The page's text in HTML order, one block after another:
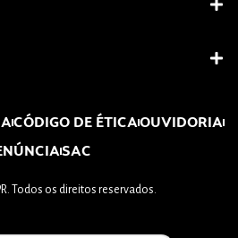
CÓDIGO DE ÉTICAOUVIDORIA
SAC
Todos os direitos reservados.